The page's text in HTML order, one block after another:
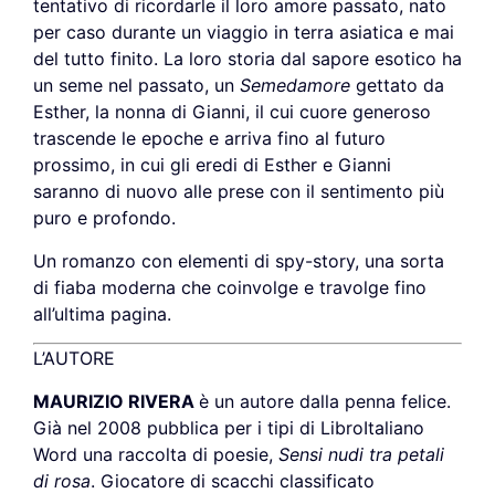
tentativo di ricordarle il loro amore passato, nato
per caso durante un viaggio in terra asiatica e mai
del tutto finito. La loro storia dal sapore esotico ha
un seme nel passato, un Semedamore gettato da
Esther, la nonna di Gianni, il cui cuore generoso
trascende le epoche e arriva fino al futuro
prossimo, in cui gli eredi di Esther e Gianni
saranno di nuovo alle prese con il sentimento più
puro e profondo.
Un romanzo con elementi di spy-story, una sorta
di fiaba moderna che coinvolge e travolge fino
all’ultima pagina.
L’AUTORE
MAURIZIO RIVERA è un autore dalla penna felice.
Già nel 2008 pubblica per i tipi di LibroItaliano
Word una raccolta di poesie, Sensi nudi tra petali
di rosa. Giocatore di scacchi classificato